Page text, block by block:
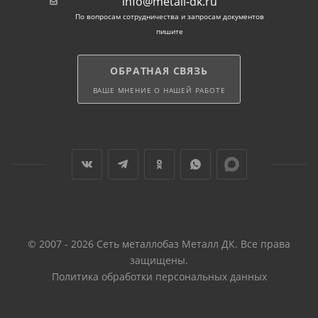
Отпускается прокат хлыстами длиной 6, 10 и 12
метров. По желанию покупателей возможна резка
По вопросам сотрудничества и запросам документов
пишите
ОБРАТНАЯ СВЯЗЬ
ВАШЕ МНЕНИЕ О НАШЕЙ РАБОТЕ
© 2007 - 2026 Сеть металлобаз Металл ДК. Все права
защищены.
Политика обработки персональных данных